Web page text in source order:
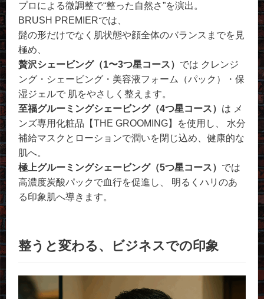
プロによる微調整で“整った自然さ”を演出。
BRUSH PREMIERでは、
髭の形だけでなく肌状態や顔全体のバランスまでを見
極め、
贅沢シェービング（1〜3つ星コース） では クレンジ
ング・シェービング・美容液フォーム（パック）・保
湿ジェルで 肌をやさしく整えます。
至福グルーミングシェービング（4つ星コース） は メ
ンズ専用化粧品【THE GROOMING】を使用し、 水分
補給マスクとローションで潤いを閉じ込め、健康的な
肌へ。
極上グルーミングシェービング（5つ星コース） では
高濃度炭酸パックで血行を促進し、 明るくハリのあ
る印象肌へ導きます。
整うと変わる、ビジネスでの印象